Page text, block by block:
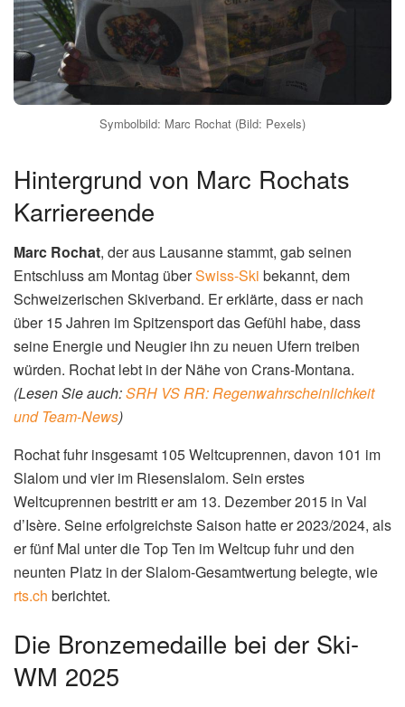
Symbolbild: Marc Rochat (Bild: Pexels)
Hintergrund von Marc Rochats
Karriereende
Marc Rochat, der aus Lausanne stammt, gab seinen
Entschluss am Montag überSwiss-Ski bekannt, dem
Schweizerischen Skiverband. Er erklärte, dass er nach
über 15 Jahren im Spitzensport das Gefühl habe, dass
seine Energie und Neugier ihn zu neuen Ufern treiben
würden. Rochat lebt in der Nähe von Crans-Montana.
(Lesen Sie auch:SRH VS RR: Regenwahrscheinlichkeit
und Team-News)
Rochat fuhr insgesamt 105 Weltcuprennen, davon 101 im
Slalom und vier im Riesenslalom. Sein erstes
Weltcuprennen bestritt er am 13. Dezember 2015 in Val
d’Isère. Seine erfolgreichste Saison hatte er 2023/2024, als
er fünf Mal unter die Top Ten im Weltcup fuhr und den
neunten Platz in der Slalom-Gesamtwertung belegte, wie
rts.ch berichtet.
Die Bronzemedaille bei der Ski-
WM 2025